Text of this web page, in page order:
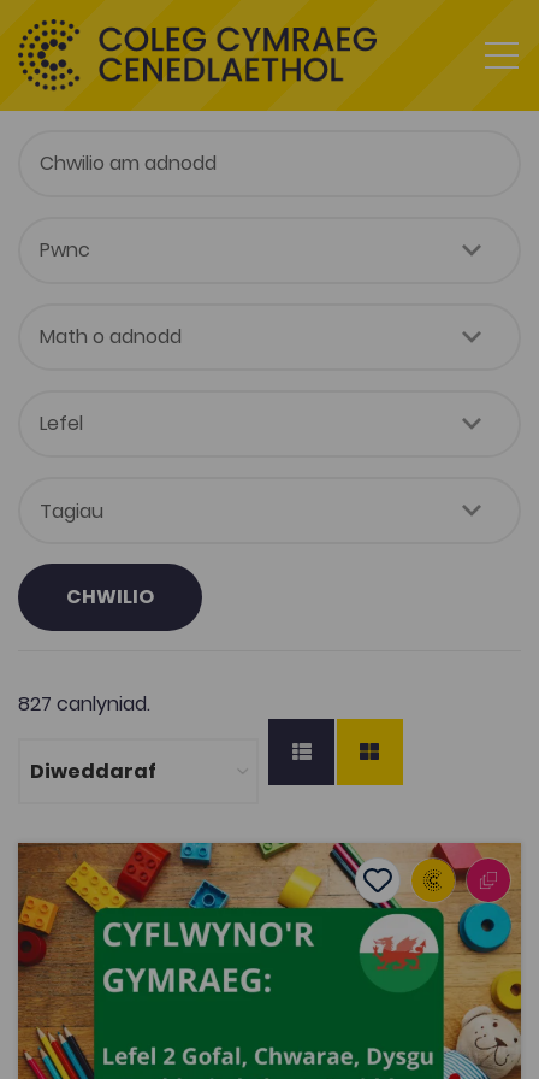
CHWILIO
827 canlyniad.
Cyflwyno'r Gymraeg: Lefel 2 Gofal, Chwarae, Dysgu a
Add to favourites
Dyddiad cyhoeddi: 2021 Add to favourites
Cyflwyno'r Gymraeg: Lefel 2 Gofal, Chwarae,
Dysgu a Datblygiad Plant: Craidd
3.5K
Dwyieithog
Tagiau
Adnodd Coleg Cymraeg